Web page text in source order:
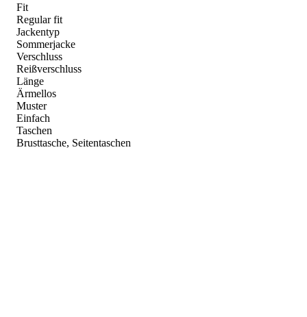
Fit
Regular fit
Jackentyp
Sommerjacke
Verschluss
Reißverschluss
Länge
Ärmellos
Muster
Einfach
Taschen
Brusttasche, Seitentaschen